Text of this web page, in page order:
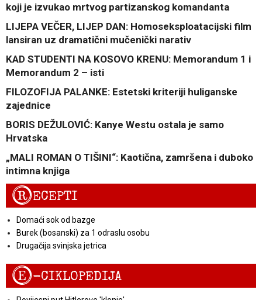
koji je izvukao mrtvog partizanskog komandanta
LIJEPA VEČER, LIJEP DAN: Homoseksploatacijski film
lansiran uz dramatični mučenički narativ
KAD STUDENTI NA KOSOVO KRENU: Memorandum 1 i
Memorandum 2 – isti
FILOZOFIJA PALANKE: Estetski kriteriji huliganske
zajednice
BORIS DEŽULOVIĆ: Kanye Westu ostala je samo
Hrvatska
„MALI ROMAN O TIŠINI“: Kaotična, zamršena i duboko
intimna knjiga
RECEPTI
Domaći sok od bazge
Burek (bosanski) za 1 odraslu osobu
Drugačija svinjska jetrica
E-CIKLOPEDIJA